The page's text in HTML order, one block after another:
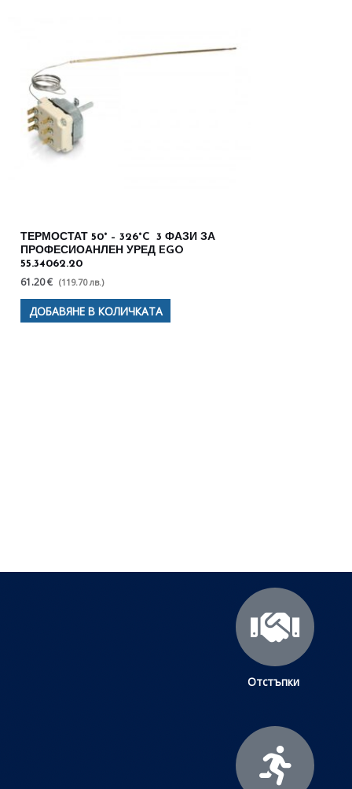
ТЕРМОСТАТ 50° – 326°C 3 ФАЗИ ЗА
ПРОФЕСИОАНЛЕН УРЕД EGO
55.34062.20
61.20 € (119.70 лв.)
ДОБАВЯНЕ В КОЛИЧКАТА
Отстъпки